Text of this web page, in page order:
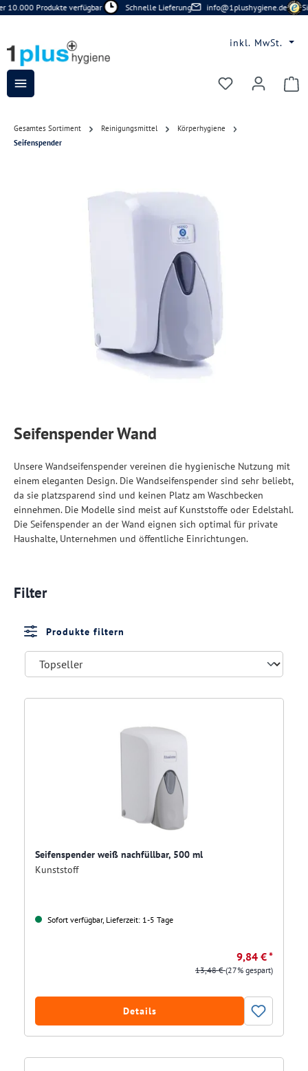
Zum Hauptinhalt springen
Produkte verfügbar Schnelle Lieferung info@1plushygiene.de
inkl. MwSt.
Du hast 0
Gesamtes Sortiment Reinigungsmittel
Körperhygiene
Seifenspender
Seifenspender Wand
Unsere Wandseifenspender vereinen die hygienische Nutzung mit
einem eleganten Design. Die Wandseifenspender sind sehr beliebt,
da sie platzsparend sind und keinen Platz am Waschbecken
einnehmen. Die Modelle sind meist auf Kunststoffe oder Edelstahl.
Die Seifenspender an der Wand eignen sich optimal für private
Haushalte, Unternehmen und öffentliche Einrichtungen.
Filter
Produkte filtern
Seifenspender weiß nachfüllbar, 500 ml
Kunststoff
Sofort verfügbar, Lieferzeit: 1-5 Tage
9,84 € *
13,48 €(27% gespart)
Details